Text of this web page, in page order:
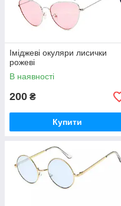
Іміджеві окуляри лисички
рожеві
В наявності
200 ₴
Купити